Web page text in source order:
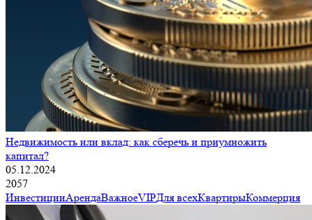
Недвижимость или вклад: как сберечь и приумножить
капитал?
05.12.2024
2057
ИнвестицииАрендаВажноеVIPДля всехКвартирыКоммерция